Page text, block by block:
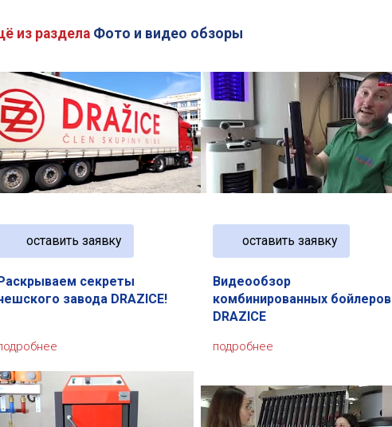
из раздела Фото и видео обзоры
секреты
завода DRAZICE!
оставить заявку
Видеообзор
комбинированных бойлеров
DRAZICE
подробнее
оставить заявку